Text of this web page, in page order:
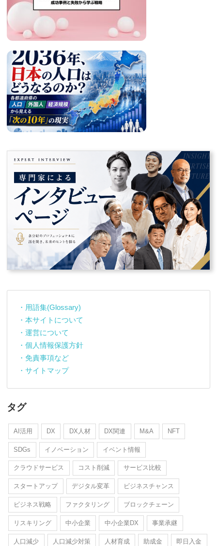
・用語集(Glossary)
・本サイトについて
・運営について
・個人情報保護方針
・免責事項など
・サイトマップ
タグ
AI活用 DX DX人材 DX関連 M&A NFT
SDGs イノベーション イベント情報
クラウドサービス コスト削減 サービス比較
スタートアップ デジタル変革 ビジネスチャンス
ビジネス戦略 ファクタリング ブロックチェーン
リスキリング 中小企業 中小企業DX 事業承継
人口減少 人口減少対策 人材育成 助成金 即日入金